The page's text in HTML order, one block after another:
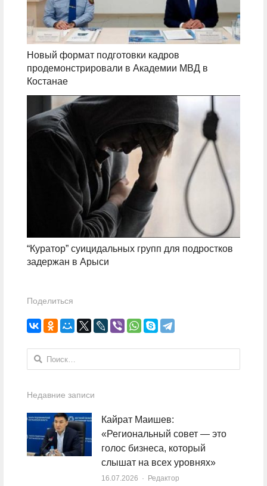
Новый формат подготовки кадров
продемонстрировали в Академии МВД в
Костанае
“Куратор” суицидальных групп для подростков
задержан в Арыси
Поделиться
Найти:
Недавние записи
Кайрат Маишев:
«Региональный совет — это
голос бизнеса, который
слышат на всех уровнях»
16.07.2026 Author
Редактор